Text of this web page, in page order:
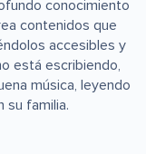
conocimiento
contenidos que
accesibles y
está escribiendo,
música, leyendo
su familia.